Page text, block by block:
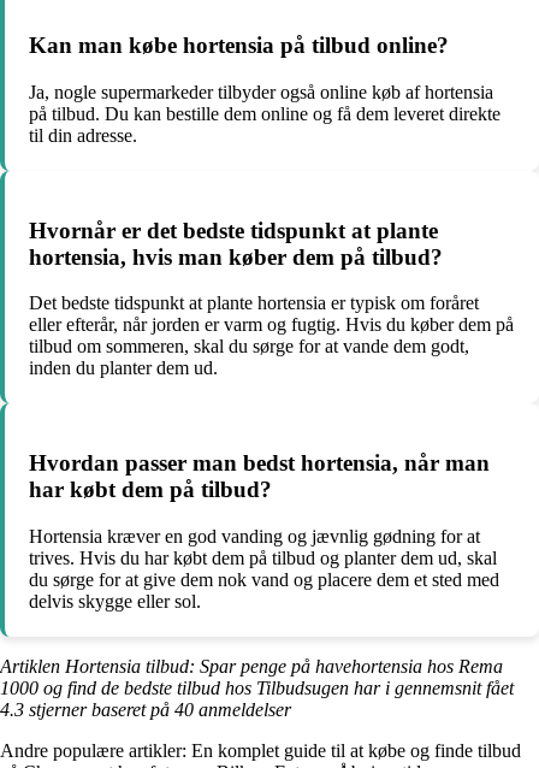
Kan man købe hortensia på tilbud online?
Ja, nogle supermarkeder tilbyder også online køb af hortensia
på tilbud. Du kan bestille dem online og få dem leveret direkte
til din adresse.
Hvornår er det bedste tidspunkt at plante
hortensia, hvis man køber dem på tilbud?
Det bedste tidspunkt at plante hortensia er typisk om foråret
eller efterår, når jorden er varm og fugtig. Hvis du køber dem på
tilbud om sommeren, skal du sørge for at vande dem godt,
inden du planter dem ud.
Hvordan passer man bedst hortensia, når man
har købt dem på tilbud?
Hortensia kræver en god vanding og jævnlig gødning for at
trives. Hvis du har købt dem på tilbud og planter dem ud, skal
du sørge for at give dem nok vand og placere dem et sted med
delvis skygge eller sol.
Artiklen Hortensia tilbud: Spar penge på havehortensia hos Rema
1000 og find de bedste tilbud hos Tilbudsugen har i gennemsnit fået
4.3 stjerner baseret på 40 anmeldelser
Andre populære artikler: En komplet guide til at købe og finde tilbud